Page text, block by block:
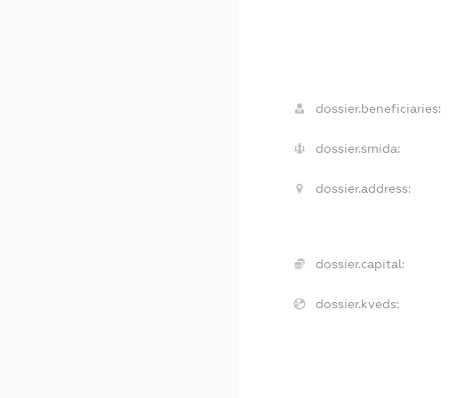
dossier.beneficiaries:
dossier.smida:
dossier.address:
dossier.capital:
dossier.kveds: